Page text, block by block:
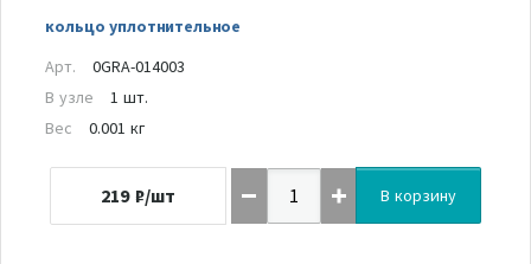
кольцо уплотнительное
Арт.
0GRA-014003
В узле
1 шт.
Вес
0.001 кг
219 ₽/шт В корзину